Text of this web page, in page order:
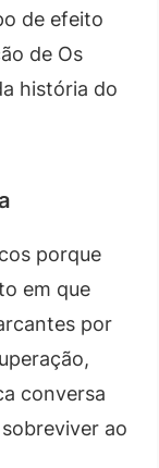
de efeito
de Os
história do
porque
em que
por
conversa
ao